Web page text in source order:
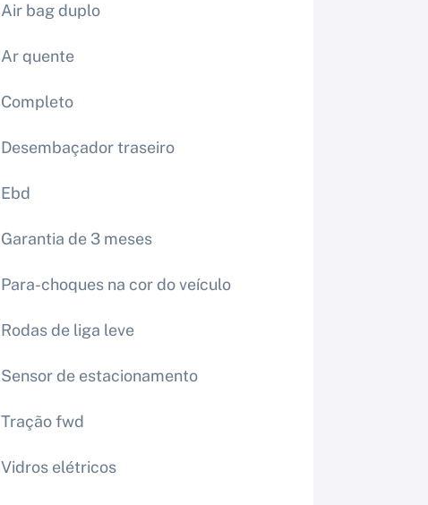
Air bag duplo
Ar quente
Completo
Desembaçador traseiro
Ebd
Garantia de 3 meses
Para-choques na cor do veículo
Rodas de liga leve
Sensor de estacionamento
Tração fwd
Vidros elétricos